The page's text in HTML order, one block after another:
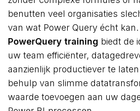
benutten veel organisaties
van wat Power Query écht kan.
PowerQuery training biedt de
uw team efficiënter,
aanzienlijk productiever te
behulp van slimme
waarde toevoegen aan uw